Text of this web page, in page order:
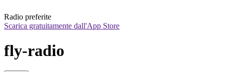
Radio preferite
Scarica gratuitamente dall'App Store
fly-radio